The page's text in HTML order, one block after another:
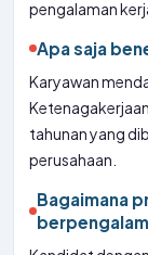
pengalaman
Apa saja
Karyawan
tahunan yang
perusahaan.
Bagaimana